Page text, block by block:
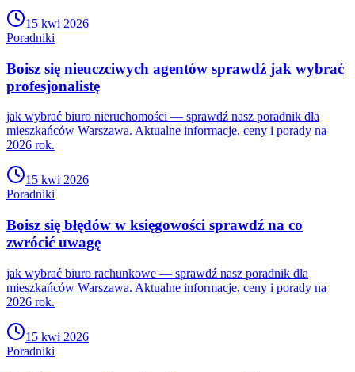
15 kwi 2026
Poradniki
Boisz się nieuczciwych agentów sprawdź jak wybrać
profesjonalistę
jak wybrać biuro nieruchomości — sprawdź nasz poradnik dla
mieszkańców Warszawa. Aktualne informacje, ceny i porady na
2026 rok.
15 kwi 2026
Poradniki
Boisz się błędów w księgowości sprawdź na co
zwrócić uwagę
jak wybrać biuro rachunkowe — sprawdź nasz poradnik dla
mieszkańców Warszawa. Aktualne informacje, ceny i porady na
2026 rok.
15 kwi 2026
Poradniki